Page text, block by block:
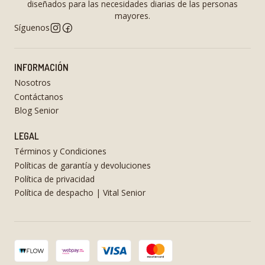
diseñados para las necesidades diarias de las personas
mayores.
Síguenos
INFORMACIÓN
Nosotros
Contáctanos
Blog Senior
LEGAL
Términos y Condiciones
Políticas de garantía y devoluciones
Política de privacidad
Política de despacho | Vital Senior